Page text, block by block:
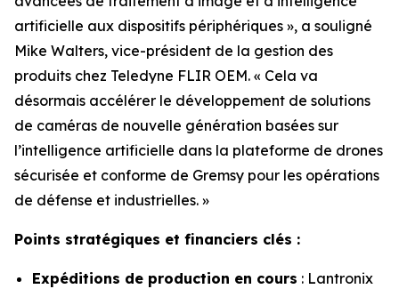
artificielle aux dispositifs périphériques », a souligné
Mike Walters, vice-président de la gestion des
produits chez Teledyne FLIR OEM. « Cela va
désormais accélérer le développement de solutions
de caméras de nouvelle génération basées sur
l’intelligence artificielle dans la plateforme de drones
sécurisée et conforme de Gremsy pour les opérations
de défense et industrielles. »
Points stratégiques et financiers clés :
Expéditions de production en cours : Lantronix